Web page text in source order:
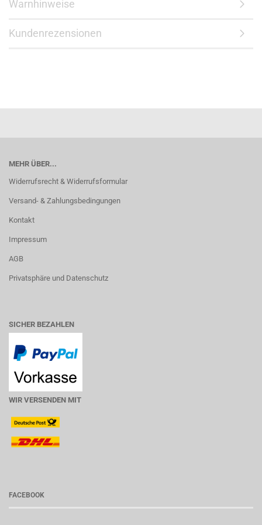
Warnhinweise
Kundenrezensionen
MEHR ÜBER...
Widerrufsrecht & Widerrufsformular
Versand- & Zahlungsbedingungen
Kontakt
Impressum
AGB
Privatsphäre und Datenschutz
SICHER BEZAHLEN
WIR VERSENDEN MIT
FACEBOOK